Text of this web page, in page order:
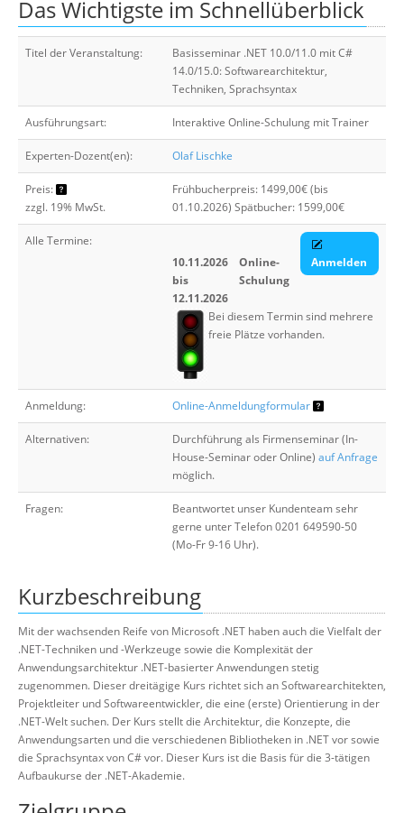
Das Wichtigste im Schnellüberblick
Titel der Veranstaltung:
Basisseminar .NET 10.0/11.0 mit C#
14.0/15.0: Softwarearchitektur,
Techniken, Sprachsyntax
Ausführungsart: Interaktive Online-Schulung mit Trainer
Experten-Dozent(en): Olaf Lischke
Preis:
zzgl. 19% MwSt.
Frühbucherpreis: 1499,00€ (bis
01.10.2026) Spätbucher: 1599,00€
Alle Termine:
10.11.2026
bis
12.11.2026
Online-
Schulung
Anmelden
Bei diesem Termin sind mehrere
freie Plätze vorhanden.
Anmeldung: Online-Anmeldungformular
Alternativen:
Durchführung als Firmenseminar (In-
House-Seminar oder Online) auf Anfrage
möglich.
Fragen:
Beantwortet unser Kundenteam sehr
gerne unter Telefon 0201 649590-50
(Mo-Fr 9-16 Uhr).
Kurzbeschreibung
Mit der wachsenden Reife von Microsoft .NET haben auch die Vielfalt der
.NET-Techniken und -Werkzeuge sowie die Komplexität der
Anwendungsarchitektur .NET-basierter Anwendungen stetig
zugenommen. Dieser dreitägige Kurs richtet sich an Softwarearchitekten,
Projektleiter und Softwareentwickler, die eine (erste) Orientierung in der
.NET-Welt suchen. Der Kurs stellt die Architektur, die Konzepte, die
Anwendungsarten und die verschiedenen Bibliotheken in .NET vor sowie
die Sprachsyntax von C# vor. Dieser Kurs ist die Basis für die 3-tätigen
Aufbaukurse der .NET-Akademie.